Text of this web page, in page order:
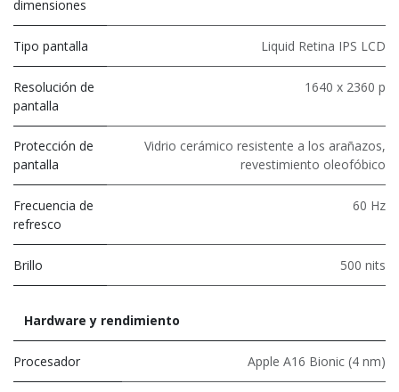
dimensiones
Tipo pantalla Liquid Retina IPS LCD
Resolución de
pantalla
1640 x 2360 p
Protección de
pantalla
Vidrio cerámico resistente a los arañazos,
revestimiento oleofóbico
Frecuencia de
refresco
60 Hz
Brillo 500 nits
Hardware y rendimiento
Procesador Apple A16 Bionic (4 nm)